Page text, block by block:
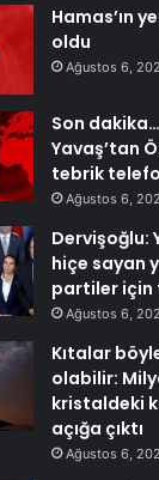
Hamas’ın
oldu
Ağustos 6,
Son
Yavaş’tan
tebrik
Ağustos 6,
Dervişoğlu:
hiçe sayan
partiler
Ağustos 6,
Kıtalar
olabilir:
kristaldeki
açığa çıktı
Ağustos 6,